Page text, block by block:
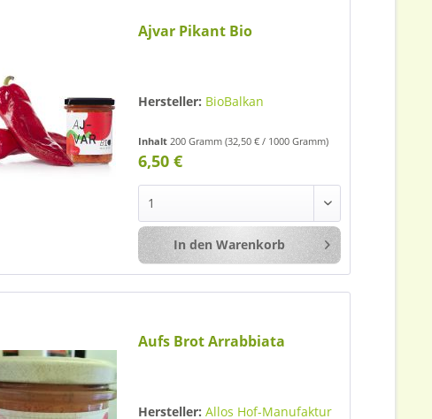
Ajvar Pikant Bio
Hersteller: BioBalkan
Inhalt200 Gramm(32,50 € / 1000 Gramm)
6,50 €
In den Warenkorb
Aufs Brot Arrabbiata
Hersteller: Allos Hof-Manufaktur